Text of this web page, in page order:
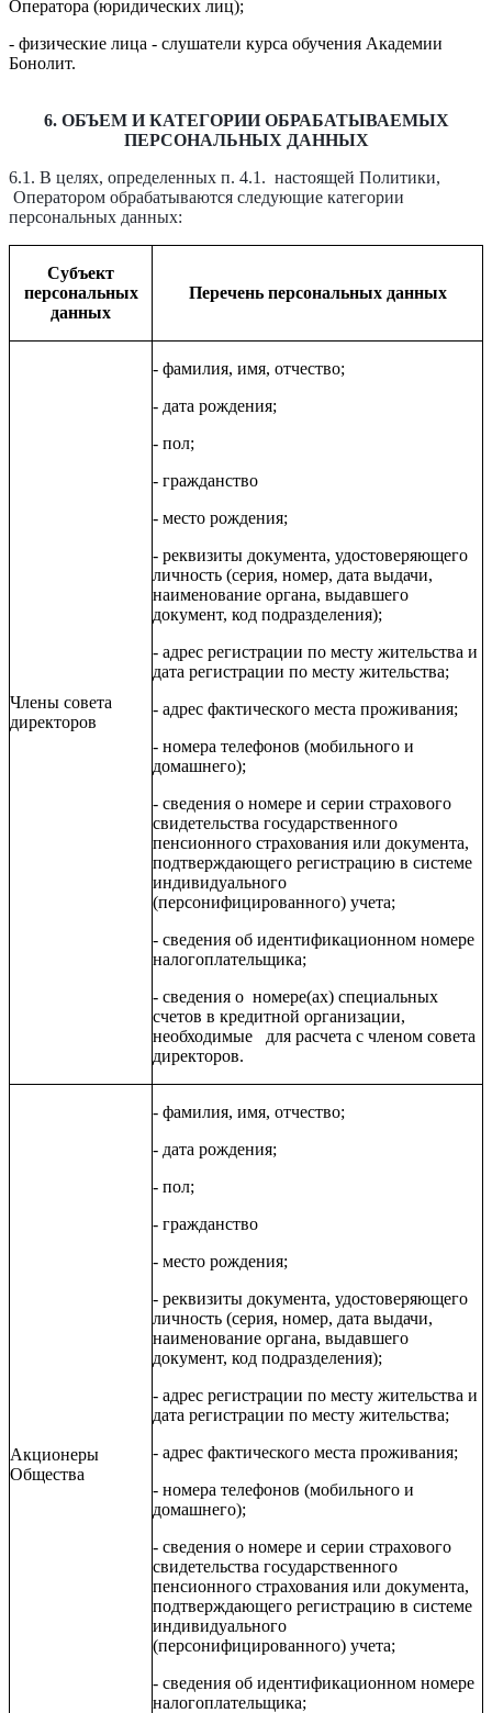
Оператора (юридических лиц);
- физические лица - слушатели курса обучения Академии
Бонолит.
6. ОБЪЕМ И КАТЕГОРИИ ОБРАБАТЫВАЕМЫХ
ПЕРСОНАЛЬНЫХ ДАННЫХ
6.1. В целях, определенных п. 4.1. настоящей Политики,
Оператором обрабатываются следующие категории
персональных данных:
Субъект
персональных
данных
Перечень персональных данных
Члены совета
директоров
- фамилия, имя, отчество;
- дата рождения;
- пол;
- гражданство
- место рождения;
- реквизиты документа, удостоверяющего
личность (серия, номер, дата выдачи,
наименование органа, выдавшего
документ, код подразделения);
- адрес регистрации по месту жительства и
дата регистрации по месту жительства;
- адрес фактического места проживания;
- номера телефонов (мобильного и
домашнего);
- сведения о номере и серии страхового
свидетельства государственного
пенсионного страхования или документа,
подтверждающего регистрацию в системе
индивидуального
(персонифицированного) учета;
- сведения об идентификационном номере
налогоплательщика;
- сведения о номере(ах) специальных
счетов в кредитной организации,
необходимые для расчета с членом совета
директоров.
Акционеры
Общества
- фамилия, имя, отчество;
- дата рождения;
- пол;
- гражданство
- место рождения;
- реквизиты документа, удостоверяющего
личность (серия, номер, дата выдачи,
наименование органа, выдавшего
документ, код подразделения);
- адрес регистрации по месту жительства и
дата регистрации по месту жительства;
- адрес фактического места проживания;
- номера телефонов (мобильного и
домашнего);
- сведения о номере и серии страхового
свидетельства государственного
пенсионного страхования или документа,
подтверждающего регистрацию в системе
индивидуального
(персонифицированного) учета;
- сведения об идентификационном номере
налогоплательщика;